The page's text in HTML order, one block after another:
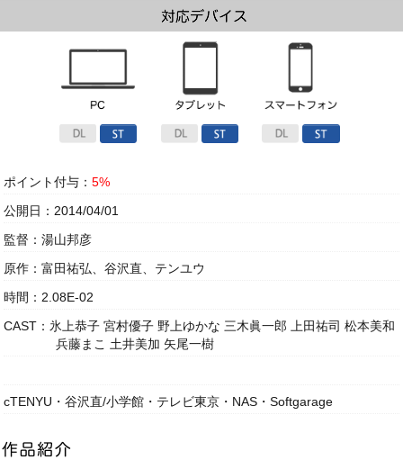
ポイント付与：5%
公開日：2014/04/01
監督：湯山邦彦
原作：富田祐弘、谷沢直、テンユウ
時間：2.08E-02
CAST：氷上恭子 宮村優子 野上ゆかな 三木眞一郎 上田祐司 松本美和
兵藤まこ 土井美加 矢尾一樹
cTENYU・谷沢直/小学館・テレビ東京・NAS・Softgarage